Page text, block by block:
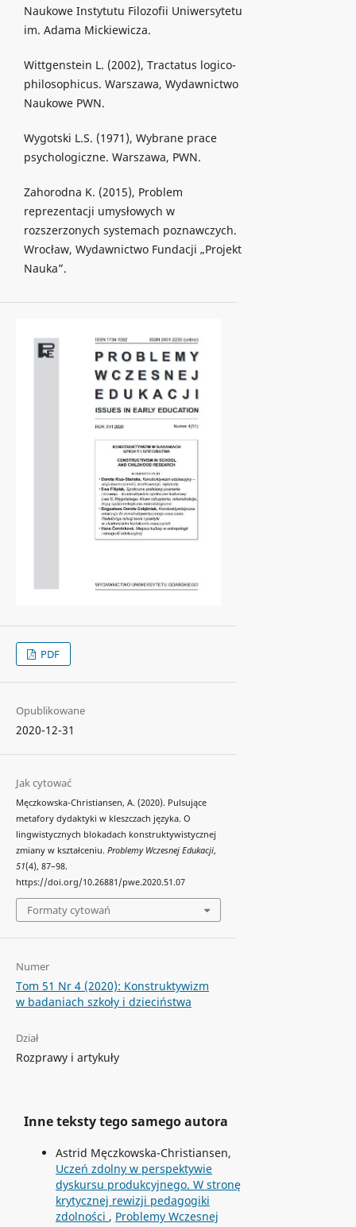
Naukowe Instytutu Filozofii Uniwersytetu
im. Adama Mickiewicza.
Wittgenstein L. (2002), Tractatus logico-
philosophicus. Warszawa, Wydawnictwo
Naukowe PWN.
Wygotski L.S. (1971), Wybrane prace
psychologiczne. Warszawa, PWN.
Zahorodna K. (2015), Problem
reprezentacji umysłowych w
rozszerzonych systemach poznawczych.
Wrocław, Wydawnictwo Fundacji „Projekt
Nauka”.
PDF
Opublikowane
2020-12-31
Jak cytować
Męczkowska-Christiansen, A. (2020). Pulsujące
metafory dydaktyki w kleszczach języka. O
lingwistycznych blokadach konstruktywistycznej
zmiany w kształceniu. Problemy Wczesnej Edukacji,
51(4), 87–98.
https://doi.org/10.26881/pwe.2020.51.07
Formaty cytowań
Numer
Tom 51 Nr 4 (2020): Konstruktywizm
w badaniach szkoły i dzieciństwa
Dział
Rozprawy i artykuły
Inne teksty tego samego autora
Astrid Męczkowska-Christiansen,
Uczeń zdolny w perspektywie
dyskursu produkcyjnego. W stronę
krytycznej rewizji pedagogiki
zdolności , Problemy Wczesnej